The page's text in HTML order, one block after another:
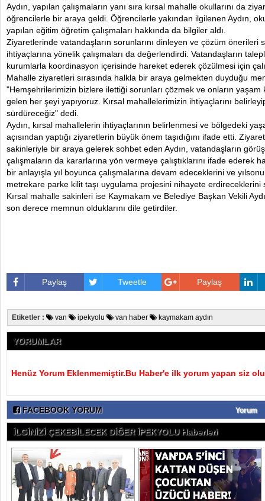
Aydın, yapılan çalışmaların yanı sıra kırsal mahalle okullarını da
öğrencilerle bir araya geldi. Öğrencilerle yakından ilgilenen Aydın,
yapılan eğitim öğretim çalışmaları hakkında da bilgiler aldı.
Ziyaretlerinde vatandaşların sorunlarını dinleyen ve çözüm önerileri
ihtiyaçlarına yönelik çalışmaları da değerlendirdi. Vatandaşların
kurumlarla koordinasyon içerisinde hareket ederek çözülmesi için
Mahalle ziyaretleri sırasında halkla bir araya gelmekten duyduğu
"Hemşehrilerimizin bizlere ilettiği sorunları çözmek ve onların yaşam
gelen her şeyi yapıyoruz. Kırsal mahallelerimizin ihtiyaçlarını
sürdüreceğiz" dedi.
Aydın, kırsal mahallelerin ihtiyaçlarının belirlenmesi ve bölgedeki
açısından yaptığı ziyaretlerin büyük önem taşıdığını ifade etti.
sakinleriyle bir araya gelerek sohbet eden Aydın, vatandaşların
çalışmaların da kararlarına yön vermeye çalıştıklarını ifade ederek
bir anlayışla yıl boyunca çalışmalarına devam edeceklerini ve
metrekare parke kilit taşı uygulama projesini nihayete erdireceklerini
Kırsal mahalle sakinleri ise Kaymakam ve Belediye Başkan Vekili
son derece memnun olduklarını dile getirdiler.
Paylaş Tweetle Paylaş
Etiketler : van ipekyolu van haber kaymakam aydın
YORUMLAR
Henüz Yorum Eklenmemiştir.Bu Haber'e ilk yorum yapan siz
FACEBOOK YORUM Yorum
İLGİNİZİ ÇEKEBİLECEK DİĞER İPEKYOLU Haberleri